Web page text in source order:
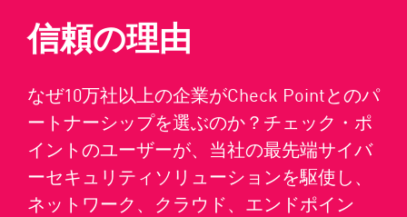
信頼の理由
なぜ10万社以上の企業がCheck Pointとのパ
ートナーシップを選ぶのか？チェック・ポ
イントのユーザーが、当社の最先端サイバ
ーセキュリティソリューションを駆使し、
ネットワーク、クラウド、エンドポイン